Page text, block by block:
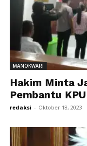
MANOKWARI
Hakim Minta
Pembantu
redaksi - Oktober 18, 2023